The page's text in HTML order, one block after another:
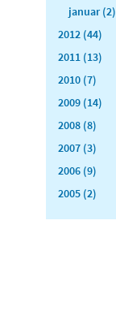
januar (2)
2012 (44)
2011 (13)
2010 (7)
2009 (14)
2008 (8)
2007 (3)
2006 (9)
2005 (2)